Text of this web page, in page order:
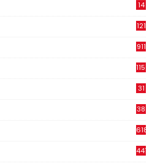
14
121
911
1150
31
38
618
441